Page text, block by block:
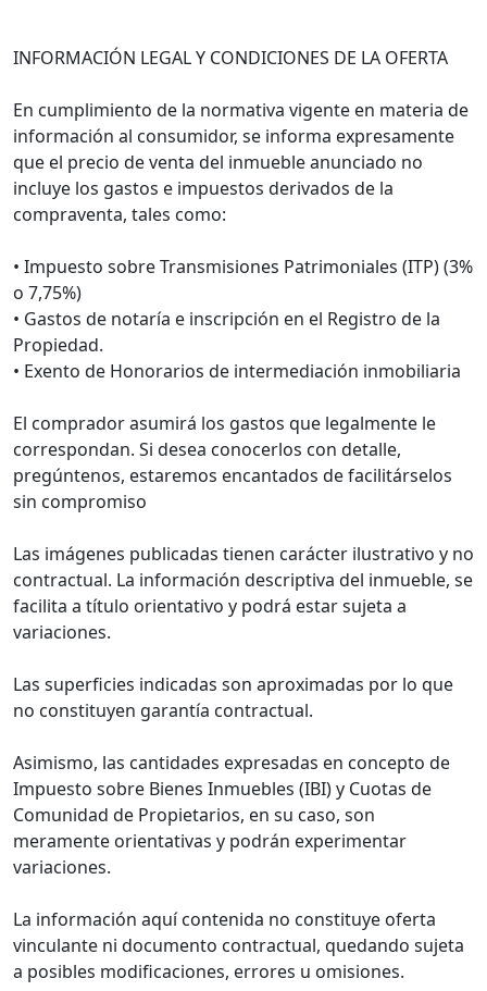
INFORMACIÓN LEGAL Y CONDICIONES DE LA OFERTA
En cumplimiento de la normativa vigente en materia de
información al consumidor, se informa expresamente
que el precio de venta del inmueble anunciado no
incluye los gastos e impuestos derivados de la
compraventa, tales como:
• Impuesto sobre Transmisiones Patrimoniales (ITP) (3%
o 7,75%)
• Gastos de notaría e inscripción en el Registro de la
Propiedad.
• Exento de Honorarios de intermediación inmobiliaria
El comprador asumirá los gastos que legalmente le
correspondan. Si desea conocerlos con detalle,
pregúntenos, estaremos encantados de facilitárselos
sin compromiso
Las imágenes publicadas tienen carácter ilustrativo y no
contractual. La información descriptiva del inmueble, se
facilita a título orientativo y podrá estar sujeta a
variaciones.
Las superficies indicadas son aproximadas por lo que
no constituyen garantía contractual.
Asimismo, las cantidades expresadas en concepto de
Impuesto sobre Bienes Inmuebles (IBI) y Cuotas de
Comunidad de Propietarios, en su caso, son
meramente orientativas y podrán experimentar
variaciones.
La información aquí contenida no constituye oferta
vinculante ni documento contractual, quedando sujeta
a posibles modificaciones, errores u omisiones.